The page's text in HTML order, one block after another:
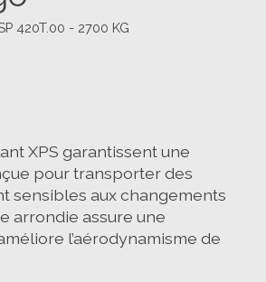
420T.00 - 2700 KG
XPS garantissent une
pour transporter des
sensibles aux changements
arrondie assure une
l’aérodynamisme de